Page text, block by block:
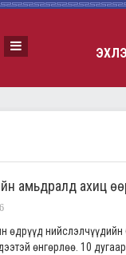
амьдралд ахиц
өдрүүд
өнгөрлөө. 10